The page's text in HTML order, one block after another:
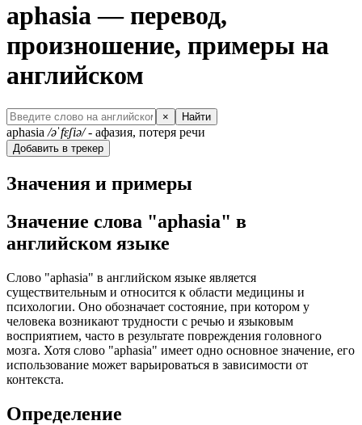
aphasia — перевод,
произношение, примеры на
английском
× Найти
aphasia /əˈfɛʃiə/- афазия, потеря речи
Добавить в трекер
Значения и примеры
Значение слова "aphasia" в
английском языке
Слово "aphasia" в английском языке является
существительным и относится к области медицины и
психологии. Оно обозначает состояние, при котором у
человека возникают трудности с речью и языковым
восприятием, часто в результате повреждения головного
мозга. Хотя слово "aphasia" имеет одно основное значение, его
использование может варьироваться в зависимости от
контекста.
Определение